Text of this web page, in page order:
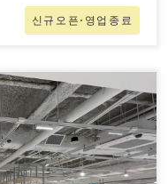
신규오픈⋅영업종료